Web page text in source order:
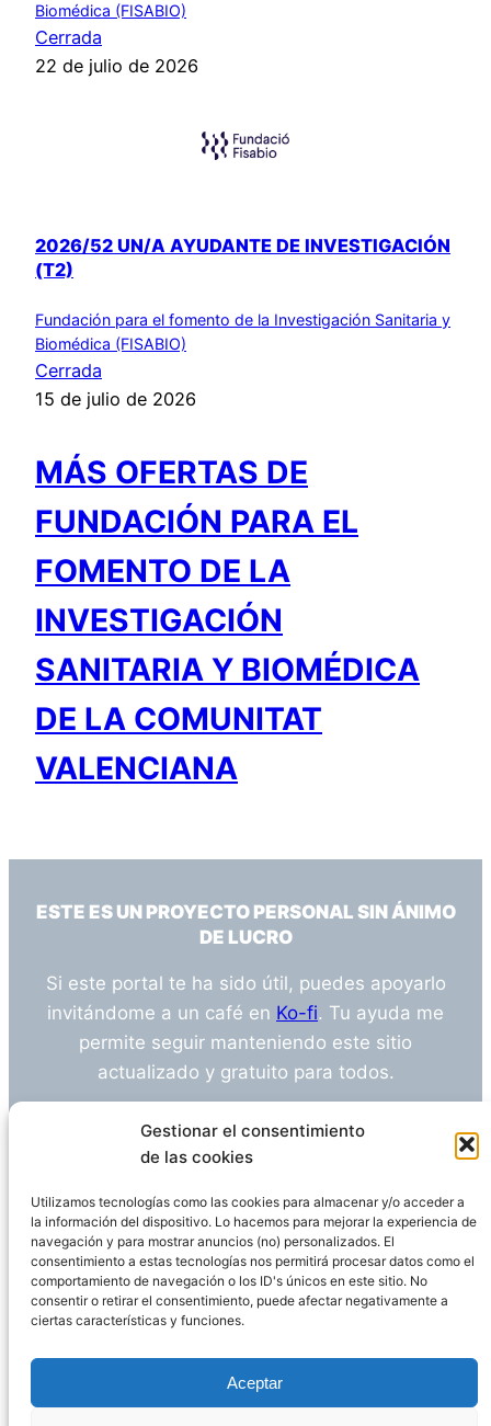
Gestionar el consentimiento
de las cookies
Utilizamos tecnologías como las cookies para almacenar y/o acceder a
la información del dispositivo. Lo hacemos para mejorar la experiencia de
navegación y para mostrar anuncios (no) personalizados. El
consentimiento a estas tecnologías nos permitirá procesar datos como el
comportamiento de navegación o los ID's únicos en este sitio. No
consentir o retirar el consentimiento, puede afectar negativamente a
ciertas características y funciones.
Aceptar
Biomédica (FISABIO)
Cerrada
22 de julio de 2026
2026/52 UN/A AYUDANTE DE INVESTIGACIÓN
(T2)
Fundación para el fomento de la Investigación Sanitaria y
Biomédica (FISABIO)
Cerrada
15 de julio de 2026
MÁS OFERTAS DE
FUNDACIÓN PARA EL
FOMENTO DE LA
INVESTIGACIÓN
SANITARIA Y BIOMÉDICA
DE LA COMUNITAT
VALENCIANA
ESTE ES UN PROYECTO PERSONAL SIN ÁNIMO
DE LUCRO
Si este portal te ha sido útil, puedes apoyarlo
invitándome a un café en Ko-fi. Tu ayuda me
permite seguir manteniendo este sitio
actualizado y gratuito para todos.
¿Tienes alguna duda o sugerencia? Escríbeme
info@empleosanitarioinvestigacion.es
Descargo de Responsabilidad
Declaración de Privacidad Política de cookies
WordPress